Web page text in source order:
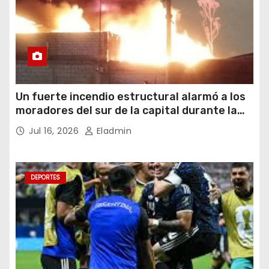
Un fuerte incendio estructural alarmó a los
moradores del sur de la capital durante la
noche del miércoles 15 de julio de 2026
Jul 16, 2026 Eladmin
DEPORTES